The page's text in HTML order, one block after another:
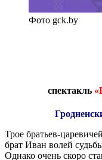
Фото gck.by
спектакль
Трое братьев-
брат Иван волей
Однако очень скоро